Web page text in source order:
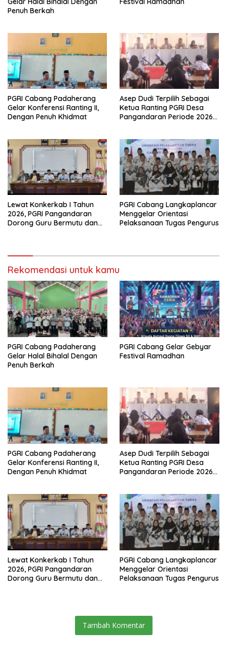
Penuh Berkah
PGRI Cabang Padaherang
Gelar Konferensi Ranting II,
Dengan Penuh Khidmat
Asep Dudi Terpilih Sebagai
Ketua Ranting PGRI Desa
Pangandaran Periode 2026-
Lewat Konkerkab I Tahun
2026, PGRI Pangandaran
Dorong Guru Bermutu dan
PGRI Cabang Langkaplancar
Menggelar Orientasi
Pelaksanaan Tugas Pengurus
Rekomendasi untuk kamu
PGRI Cabang Padaherang
Gelar Halal Bihalal Dengan
Penuh Berkah
PGRI Cabang Gelar Gebyar
Festival Ramadhan
PGRI Cabang Padaherang
Gelar Konferensi Ranting II,
Dengan Penuh Khidmat
Asep Dudi Terpilih Sebagai
Ketua Ranting PGRI Desa
Pangandaran Periode 2026-
Lewat Konkerkab I Tahun
2026, PGRI Pangandaran
Dorong Guru Bermutu dan
PGRI Cabang Langkaplancar
Menggelar Orientasi
Pelaksanaan Tugas Pengurus
Tambah Komentar